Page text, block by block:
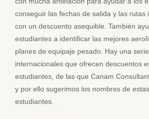
conseguir las fechas de salida y las rutas
con un descuento asequible. También
estudiantes a identificar las mejores
planes de equipaje pesado. Hay una
internacionales que ofrecen descuentos
estudiantes, de las que Canam
y por ello sugerimos los nombres de
estudiantes.